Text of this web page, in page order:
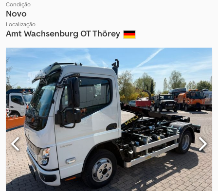
Condição
Novo
Localização
Amt Wachsenburg OT Thörey